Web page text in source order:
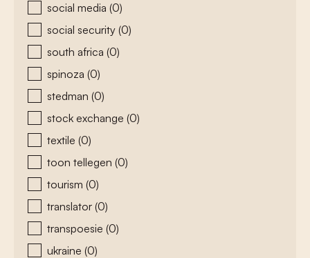
social media (0)
social security (0)
south africa (0)
spinoza (0)
stedman (0)
stock exchange (0)
textile (0)
toon tellegen (0)
tourism (0)
translator (0)
transpoesie (0)
ukraine (0)